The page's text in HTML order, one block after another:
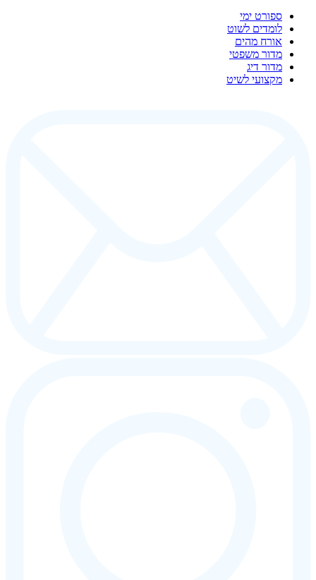
ספורט ימי
לומדים לשוט
אורח מהים
מדור משפטי
מדור דיג
מקצועי לשיט